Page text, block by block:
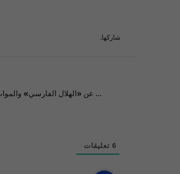
شاركها.
… عن «الهلال الفارسي»
6 تعليقات